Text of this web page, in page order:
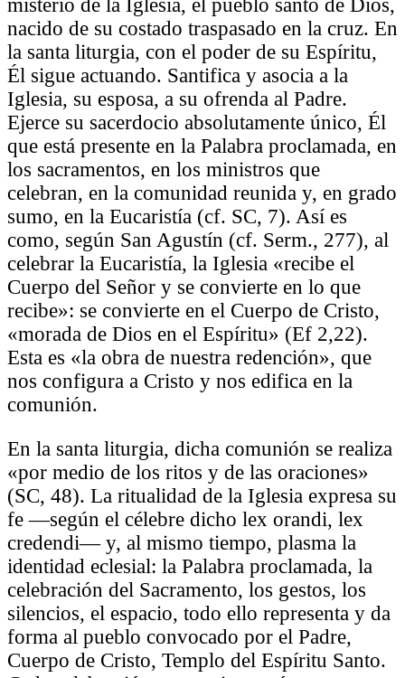
misterio de la Iglesia, el pueblo santo de Dios,
nacido de su costado traspasado en la cruz. En
la santa liturgia, con el poder de su Espíritu,
Él sigue actuando. Santifica y asocia a la
Iglesia, su esposa, a su ofrenda al Padre.
Ejerce su sacerdocio absolutamente único, Él
que está presente en la Palabra proclamada, en
los sacramentos, en los ministros que
celebran, en la comunidad reunida y, en grado
sumo, en la Eucaristía (cf. SC, 7). Así es
como, según San Agustín (cf. Serm., 277), al
celebrar la Eucaristía, la Iglesia «recibe el
Cuerpo del Señor y se convierte en lo que
recibe»: se convierte en el Cuerpo de Cristo,
«morada de Dios en el Espíritu» (Ef 2,22).
Esta es «la obra de nuestra redención», que
nos configura a Cristo y nos edifica en la
comunión.
En la santa liturgia, dicha comunión se realiza
«por medio de los ritos y de las oraciones»
(SC, 48). La ritualidad de la Iglesia expresa su
fe —según el célebre dicho lex orandi, lex
credendi— y, al mismo tiempo, plasma la
identidad eclesial: la Palabra proclamada, la
celebración del Sacramento, los gestos, los
silencios, el espacio, todo ello representa y da
forma al pueblo convocado por el Padre,
Cuerpo de Cristo, Templo del Espíritu Santo.